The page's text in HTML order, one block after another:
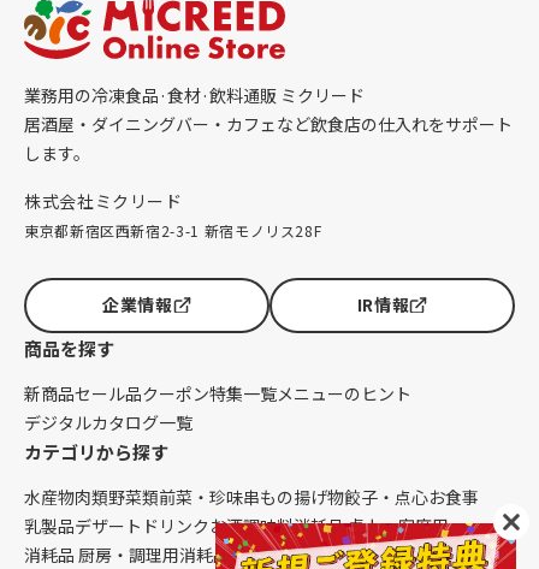
業務用の冷凍食品·食材·飲料通販 ミクリード
居酒屋・ダイニングバー・カフェなど飲食店の仕入れをサポート
します。
株式会社ミクリード
東京都新宿区西新宿2-3-1 新宿モノリス28F
企業情報 IR情報
商品を探す
新商品セール品クーポン特集一覧メニューのヒント
デジタルカタログ一覧
カテゴリから探す
水産物肉類野菜類前菜・珍味串もの揚げ物餃子・点心お食事
乳製品デザート ドリンク お酒調味料消耗品 卓上・客席用
消耗品 厨房・調理用消耗品 クレンリネス生鮮品（配送便限定）